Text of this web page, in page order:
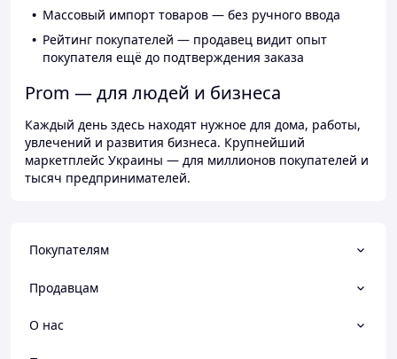
Массовый импорт товаров — без ручного ввода
Рейтинг покупателей — продавец видит опыт
покупателя ещё до подтверждения заказа
Prom — для людей и бизнеса
Каждый день здесь находят нужное для дома, работы,
увлечений и развития бизнеса. Крупнейший
маркетплейс Украины — для миллионов покупателей и
тысяч предпринимателей.
Покупателям
Продавцам
О нас